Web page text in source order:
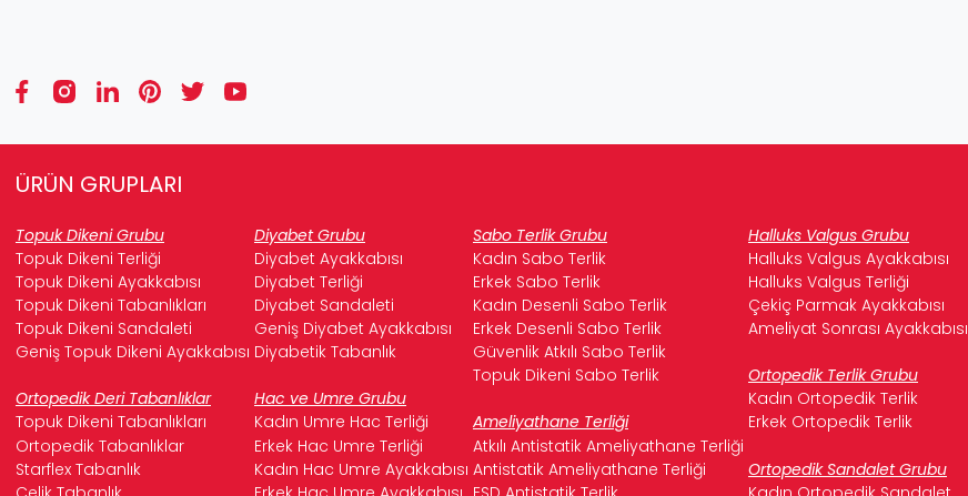
ÜRÜN GRUPLARI
Topuk Dikeni Grubu Diyabet Grubu Sabo Terlik Grubu Halluks Valgus Grubu
Topuk Dikeni Terliği
Diyabet Ayakkabısı Kadın Sabo Terlik Halluks Valgus Ayakkabısı
Topuk Dikeni Ayakkabısı
Diyabet Terliği Erkek Sabo Terlik Halluks Valgus Terliği
Topuk Dikeni Tabanlıkları
Diyabet Sandaleti Kadın Desenli Sabo Terlik Çekiç Parmak Ayakkabısı
Topuk Dikeni Sandaleti
Geniş Diyabet Ayakkabısı Erkek Desenli Sabo Terlik Ameliyat Sonrası Ayakkabısı
Geniş Topuk Dikeni Ayakkabısı Diyabetik Tabanlık Güvenlik Atkılı Sabo Terlik
Topuk Dikeni Sabo Terlik
Ortopedik Terlik Grubu
Ortopedik Deri Tabanlıklar
Hac ve Umre Grubu Kadın Ortopedik Terlik
Topuk Dikeni Tabanlıkları
Kadın Umre Hac Terliği Ameliyathane Terliği Erkek Ortopedik Terlik
Ortopedik Tabanlıklar
Erkek Hac Umre Terliği Atkılı Antistatik Ameliyathane Terliği
Starflex Tabanlık
Kadın Hac Umre Ayakkabısı Antistatik Ameliyathane Terliği Ortopedik Sandalet Grubu